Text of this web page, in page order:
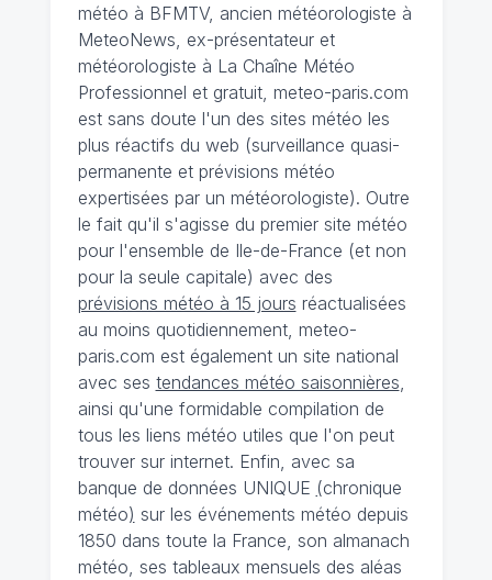
météo à BFMTV, ancien météorologiste à
MeteoNews, ex-présentateur et
météorologiste à La Chaîne Météo
Professionnel et gratuit, meteo-paris.com
est sans doute l'un des sites météo les
plus réactifs du web (surveillance quasi-
permanente et prévisions météo
expertisées par un météorologiste). Outre
le fait qu'il s'agisse du premier site météo
pour l'ensemble de Ile-de-France (et non
pour la seule capitale) avec des
prévisions météo à 15 jours réactualisées
au moins quotidiennement, meteo-
paris.com est également un site national
avec ses tendances météo saisonnières,
ainsi qu'une formidable compilation de
tous les liens météo utiles que l'on peut
trouver sur internet. Enfin, avec sa
banque de données UNIQUE (chronique
météo) sur les événements météo depuis
1850 dans toute la France, son almanach
météo, ses tableaux mensuels des aléas